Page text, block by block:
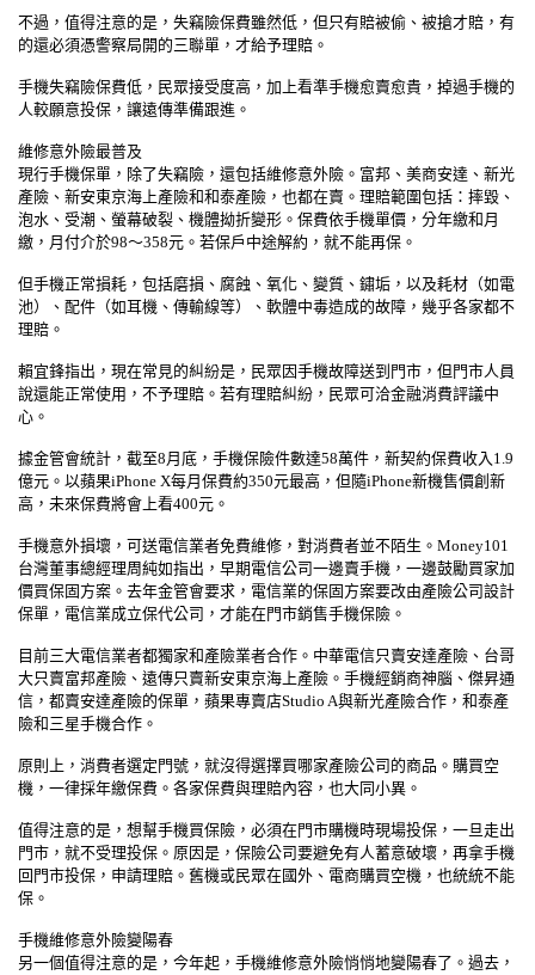
不過，值得注意的是，失竊險保費雖然低，但只有賠被偷、被搶才賠，有
的還必須憑警察局開的三聯單，才給予理賠。
手機失竊險保費低，民眾接受度高，加上看準手機愈賣愈貴，掉過手機的
人較願意投保，讓遠傳準備跟進。
維修意外險最普及
現行手機保單，除了失竊險，還包括維修意外險。富邦、美商安達、新光
產險、新安東京海上產險和和泰產險，也都在賣。理賠範圍包括：摔毀、
泡水、受潮、螢幕破裂、機體拗折變形。保費依手機單價，分年繳和月
繳，月付介於98～358元。若保戶中途解約，就不能再保。
但手機正常損耗，包括磨損、腐蝕、氧化、變質、鏽垢，以及耗材（如電
池）、配件（如耳機、傳輸線等）、軟體中毒造成的故障，幾乎各家都不
理賠。
賴宜鋒指出，現在常見的糾紛是，民眾因手機故障送到門市，但門市人員
說還能正常使用，不予理賠。若有理賠糾紛，民眾可洽金融消費評議中
心。
據金管會統計，截至8月底，手機保險件數達58萬件，新契約保費收入1.9
億元。以蘋果iPhone X每月保費約350元最高，但隨iPhone新機售價創新
高，未來保費將會上看400元。
手機意外損壞，可送電信業者免費維修，對消費者並不陌生。Money101
台灣董事總經理周純如指出，早期電信公司一邊賣手機，一邊鼓勵買家加
價買保固方案。去年金管會要求，電信業的保固方案要改由產險公司設計
保單，電信業成立保代公司，才能在門市銷售手機保險。
目前三大電信業者都獨家和產險業者合作。中華電信只賣安達產險、台哥
大只賣富邦產險、遠傳只賣新安東京海上產險。手機經銷商神腦、傑昇通
信，都賣安達產險的保單，蘋果專賣店Studio A與新光產險合作，和泰產
險和三星手機合作。
原則上，消費者選定門號，就沒得選擇買哪家產險公司的商品。購買空
機，一律採年繳保費。各家保費與理賠內容，也大同小異。
值得注意的是，想幫手機買保險，必須在門市購機時現場投保，一旦走出
門市，就不受理投保。原因是，保險公司要避免有人蓄意破壞，再拿手機
回門市投保，申請理賠。舊機或民眾在國外、電商購買空機，也統統不能
保。
手機維修意外險變陽春
另一個值得注意的是，今年起，手機維修意外險悄悄地變陽春了。過去，